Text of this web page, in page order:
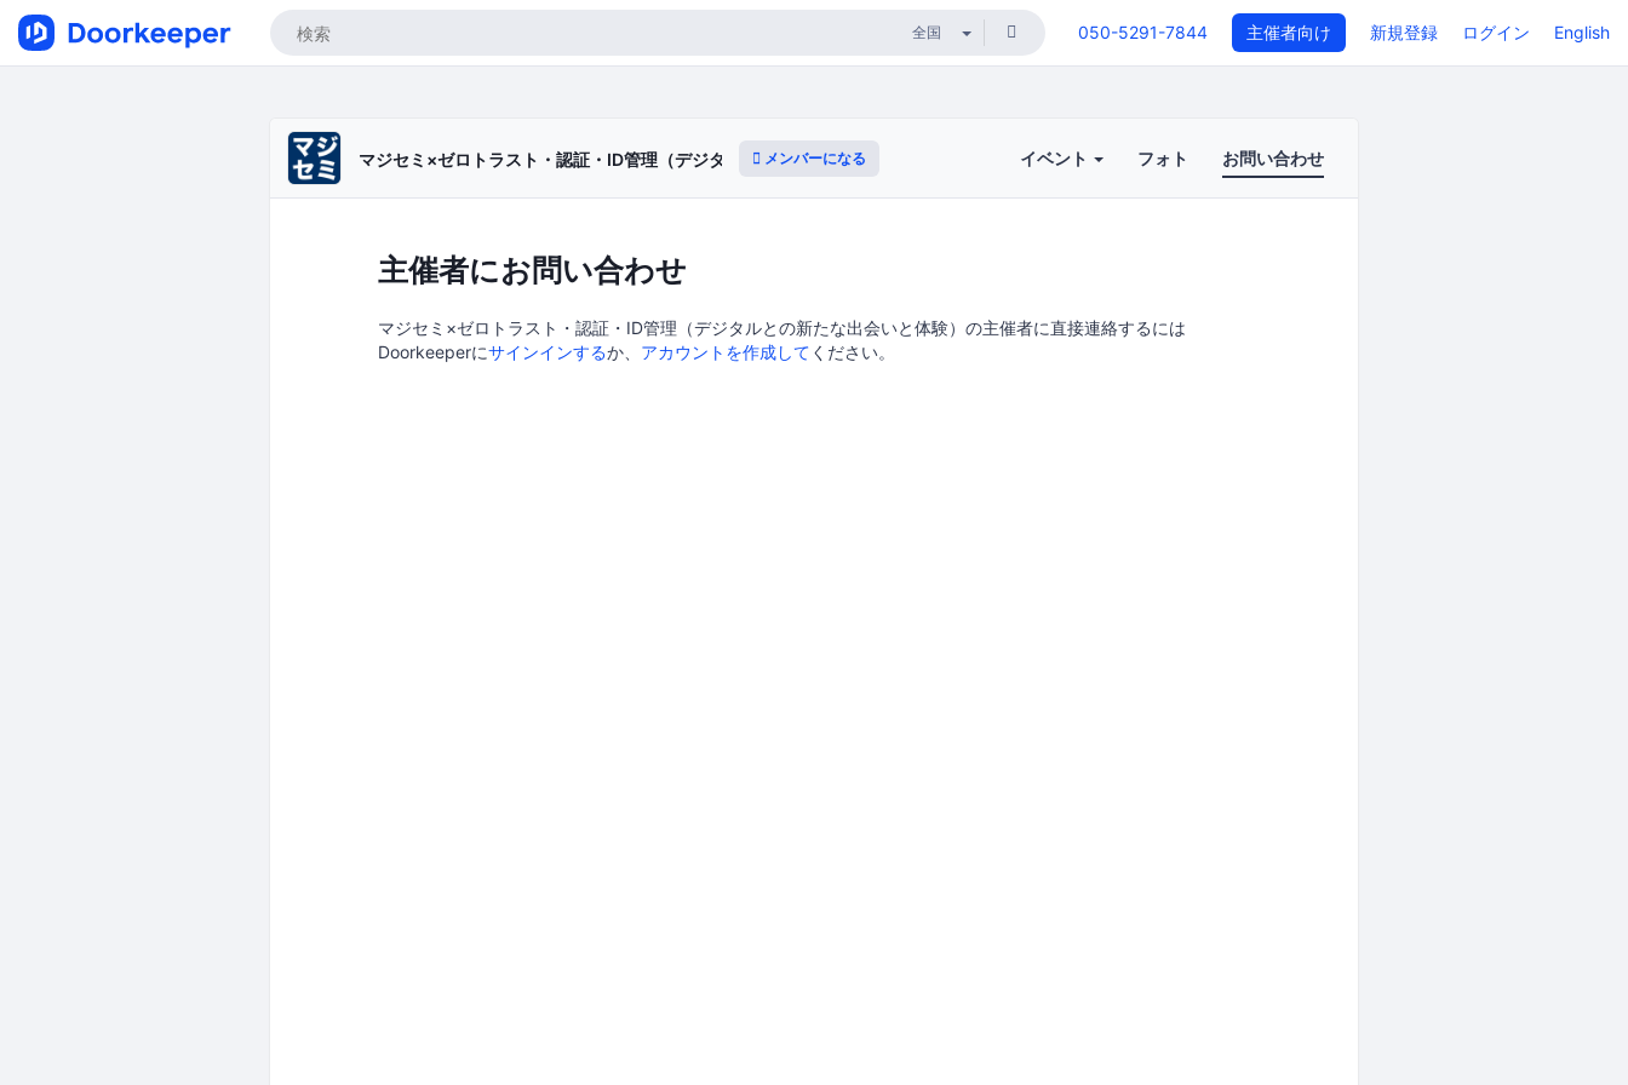
050-5291-7844 主催者向け 新規登録 ログイン English
マジセミ×ゼロトラスト・認証・ID管理（デジタルとの新たな出会いと体験）
メンバーになる イベント フォト お問い合わせ
主催者にお問い合わせ
マジセミ×ゼロトラスト・認証・ID管理（デジタルとの新たな出会いと体験）の主催者に直接連絡するには
Doorkeeperにサインインするか、 アカウントを作成して ください。